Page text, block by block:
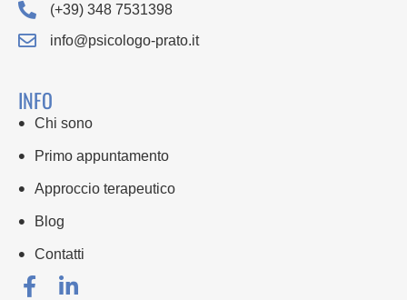
(+39) 348 7531398
info@psicologo-prato.it
INFO
Chi sono
Primo appuntamento
Approccio terapeutico
Blog
Contatti